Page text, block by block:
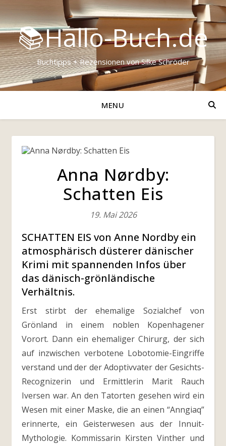
📚Hallo-Buch.de
Buchtipps + Rezensionen von Silke Schröder
MENU
Anna Nørdby:
Schatten Eis
19. Mai 2026
SCHATTEN EIS von Anne Nordby ein
atmosphärisch düsterer dänischer
Krimi mit spannenden Infos über
das dänisch-grönländische
Verhältnis.
Erst stirbt der ehemalige Sozialchef von
Grönland in einem noblen Kopenhagener
Vorort. Dann ein ehemaliger Chirurg, der sich
auf inzwischen verbotene Lobotomie-Eingriffe
verstand und der der Adoptivvater der Gesichts-
Recognizerin und Ermittlerin Marit Rauch
Iversen war. An den Tatorten gesehen wird ein
Wesen mit einer Maske, die an einen “Anngiaq”
erinnerte, ein Geisterwesen aus der Innuit-
Mythologie. Kommissarin Kirsten Vinther und